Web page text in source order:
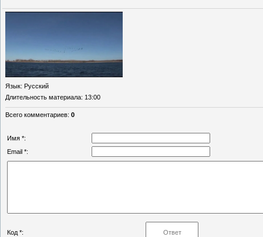
Язык: Русский
Длительность материала: 13:00
Всего комментариев: 0
Имя *:
Email *:
Код *: